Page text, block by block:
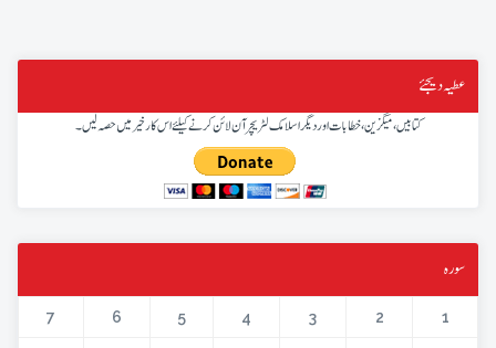
عطیہ دیجئے
کتابیں، میگزین، خطابات اور دیگر اسلامک لٹریچر آن لائن کرنے کیلئے اس کار خیر میں حصہ لیں۔
سورہ
1
2
3
4
5
6
7